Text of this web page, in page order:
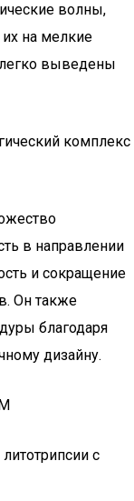
волны,
на мелкие
выведены
комплекс
в направлении
и сокращение
Он также
благодаря
дизайну.
с